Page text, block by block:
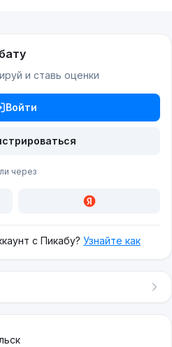
и ставь оценки
Войти
через
с Пикабу? Узнайте как